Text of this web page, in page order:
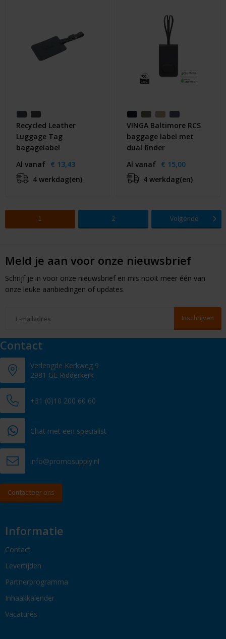
Recycled Leather
Luggage Tag
bagagelabel
Al vanaf € 13,43
4 werkdag(en)
VINGA Baltimore RCS
baggage label met
dual finder
Al vanaf € 15,00
4 werkdag(en)
1 2 Volgende
Meld je aan voor onze nieuwsbrief
Schrijf je in voor onze nieuwsbrief en mis nooit meer één van
onze leuke aanbiedingen of updates.
Contact
Verlengde Kerkweg 9
2981 GE Ridderkerk
+31 (0)10 200 60 60
Chat met een specialist
info@promosupply.nl
Contacteer ons
Informatie
Contact
Levertijden
Partnerprogramma
Inhaakkalender
Vacatures